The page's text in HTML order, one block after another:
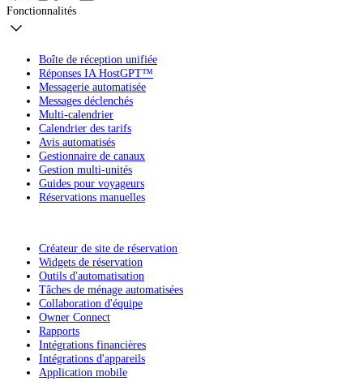
Fonctionnalités
Boîte de réception unifiée
Réponses IA HostGPT™
Messagerie automatisée
Messages déclenchés
Multi-calendrier
Calendrier des tarifs
Avis automatisés
Gestionnaire de canaux
Gestion multi-unités
Guides pour voyageurs
Réservations manuelles
Créateur de site de réservation
Widgets de réservation
Outils d'automatisation
Tâches de ménage automatisées
Collaboration d'équipe
Owner Connect
Rapports
Intégrations financières
Intégrations d'appareils
Application mobile